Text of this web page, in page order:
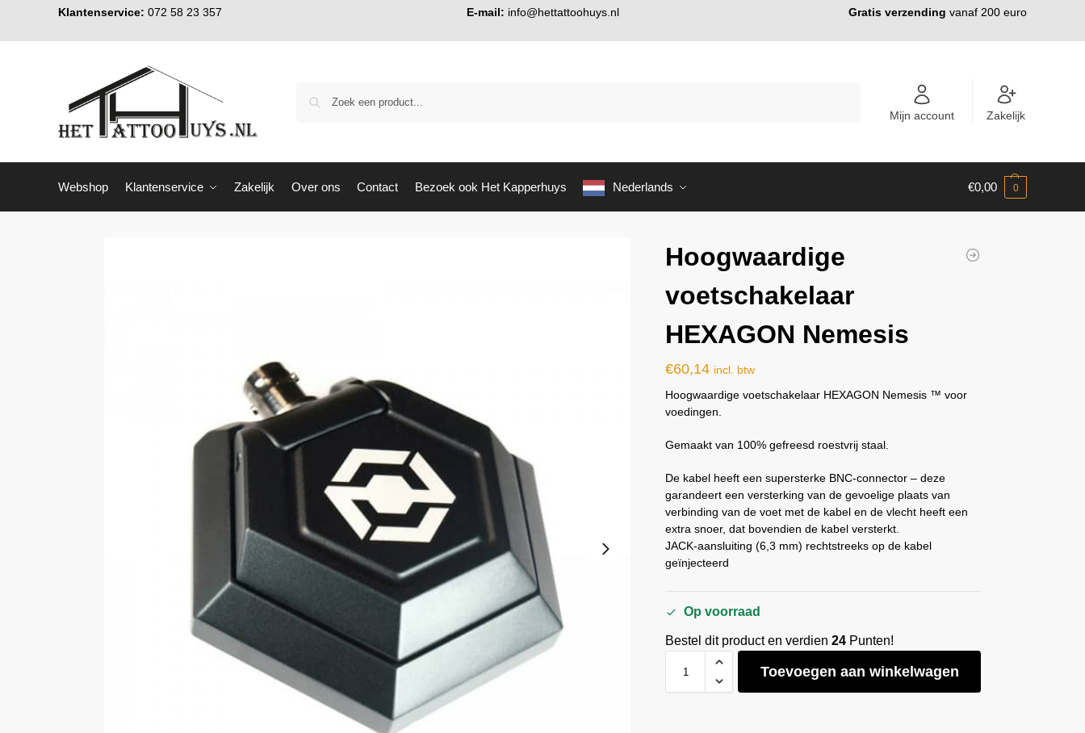
Klantenservice: 072 58 23 357 E-mail: info@hettattoohuys.nl Gratis verzending vanaf 200 euro
Mijn account Zakelijk
Webshop Klantenservice Zakelijk Over ons Contact Bezoek ook Het Kapperhuys Nederlands €0,00 0
Hoogwaardige
voetschakelaar
HEXAGON Nemesis
€60,14 incl. btw
Hoogwaardige voetschakelaar HEXAGON Nemesis ™ voor
voedingen.
Gemaakt van 100% gefreesd roestvrij staal.
De kabel heeft een supersterke BNC-connector – deze
garandeert een versterking van de gevoelige plaats van
verbinding van de voet met de kabel en de vlecht heeft een
extra snoer, dat bovendien de kabel versterkt.
JACK-aansluiting (6,3 mm) rechtstreeks op de kabel
geïnjecteerd
Op voorraad
Bestel dit product en verdien24 Punten!
Toevoegen aan winkelwagen